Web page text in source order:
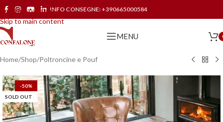
Skip to navigation
Skip to main content
INFO CONSEGNE: +390665000584
MENU
Home/Shop/Poltroncine e Pouf
-50%
SOLD OUT